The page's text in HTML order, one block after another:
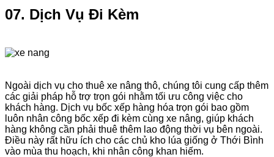
07. Dịch Vụ Đi Kèm
Ngoài dịch vụ cho thuê xe nâng thô, chúng tôi cung cấp thêm
các giải pháp hỗ trợ trọn gói nhằm tối ưu công việc cho
khách hàng. Dịch vụ bốc xếp hàng hóa trọn gói bao gồm
luôn nhân công bốc xếp đi kèm cùng xe nâng, giúp khách
hàng không cần phải thuê thêm lao động thời vụ bên ngoài.
Điều này rất hữu ích cho các chủ kho lúa giống ở Thới Bình
vào mùa thu hoạch, khi nhân công khan hiếm.